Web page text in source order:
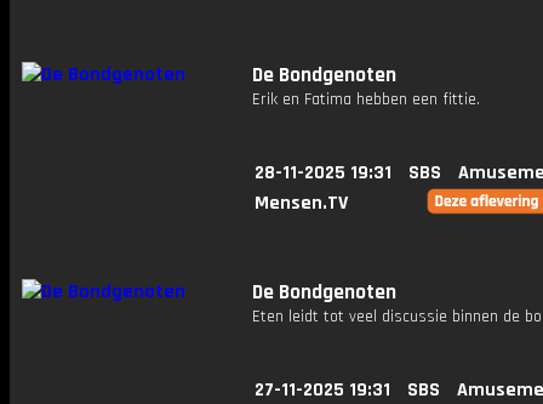
De Bondgenoten
Erik en Fatima hebben een fittie.
28-11-2025 19:31 SBS
Mensen.TV
De Bondgenoten
Eten leidt tot veel discussie binnen de
27-11-2025 19:31 SBS